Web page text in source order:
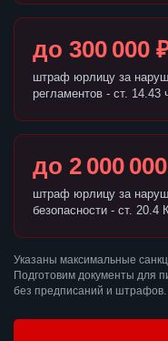
до 300 000
штраф юрлицу за
регламентов - ст.
до 2 000
штраф юрлицу за
безопасности - ст.
Указаны максимальные
Подготовим документы для
без предписаний и штрафов.